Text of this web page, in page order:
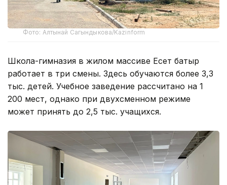
Фото: Алтынай Сагындыкова/Kazinform
Школа-гимназия в жилом массиве Есет батыр
работает в три смены. Здесь обучаются более 3,3
тыс. детей. Учебное заведение рассчитано на 1
200 мест, однако при двухсменном режиме
может принять до 2,5 тыс. учащихся.